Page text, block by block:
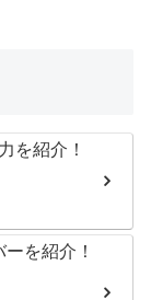
を紹介！
を紹介！